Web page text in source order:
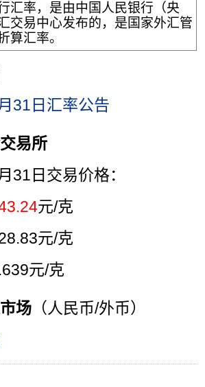
汇率，是由中国人民银行（央
交易中心发布的，是国家外汇管
算汇率。
31日汇率公告
易所
31日交易价格：
元/克
元/克
元/克
场 （人民币/外币）